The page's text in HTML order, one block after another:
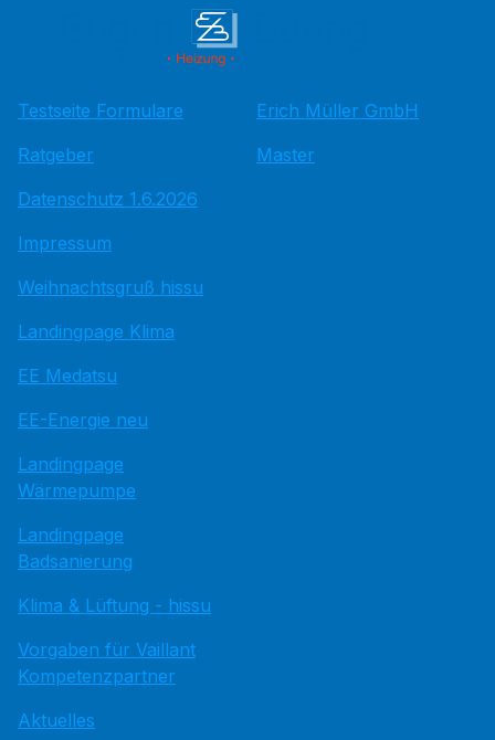
Testseite Formulare
Ratgeber
Datenschutz 1.6.2026
Impressum
Weihnachtsgruß hissu
Landingpage Klima
EE Medatsu
EE-Energie neu
Landingpage
Wärmepumpe
Landingpage
Badsanierung
Klima & Lüftung - hissu
Vorgaben für Vaillant
Kompetenzpartner
Aktuelles
Erich Müller GmbH
Master